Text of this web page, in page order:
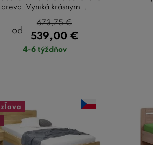
dreva. Vyniká krásnym ...
od
539,00 €
673,75€
4-6 týždňov
zľava